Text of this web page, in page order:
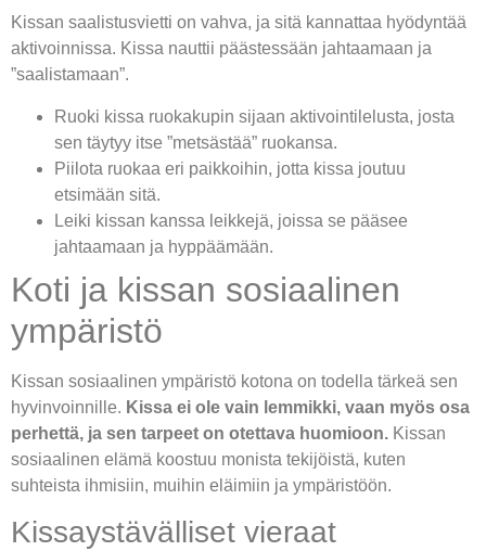
Kissan saalistusvietti on vahva, ja sitä kannattaa hyödyntää
aktivoinnissa. Kissa nauttii päästessään jahtaamaan ja
”saalistamaan”.
Ruoki kissa ruokakupin sijaan aktivointilelusta, josta
sen täytyy itse ”metsästää” ruokansa.
Piilota ruokaa eri paikkoihin, jotta kissa joutuu
etsimään sitä.
Leiki kissan kanssa leikkejä, joissa se pääsee
jahtaamaan ja hyppäämään.
Koti ja kissan sosiaalinen
ympäristö
Kissan sosiaalinen ympäristö kotona on todella tärkeä sen
hyvinvoinnille. Kissa ei ole vain lemmikki, vaan myös osa
perhettä, ja sen tarpeet on otettava huomioon. Kissan
sosiaalinen elämä koostuu monista tekijöistä, kuten
suhteista ihmisiin, muihin eläimiin ja ympäristöön.
Kissaystävälliset vieraat